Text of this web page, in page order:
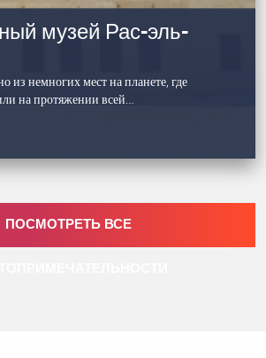
музей Рас-эль-
немногих мест на планете, где
на протяжении всей…
ПОСМОТРЕТЬ ВСЕ